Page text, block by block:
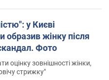
у Києві
образив жінку після
скандал. Фото
оцінку зовнішності жінки,
стрижку"